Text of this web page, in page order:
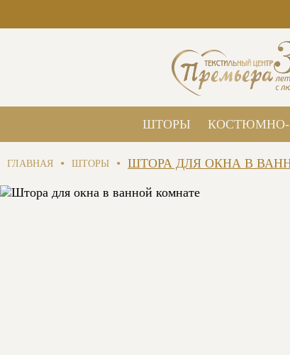
ШТОРЫ КОСТЮМНО-
ГЛАВНАЯ • ШТОРЫ • ШТОРА ДЛЯ ОКНА В